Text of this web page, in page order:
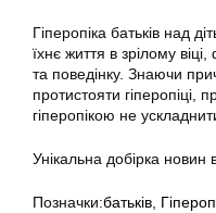
Гіперопіка батьків над
їхнє життя в зрілому
та поведінку. Знаючи
протистояти
гіперопікою не
Унікальна добірка новин
Позначки:батьків,